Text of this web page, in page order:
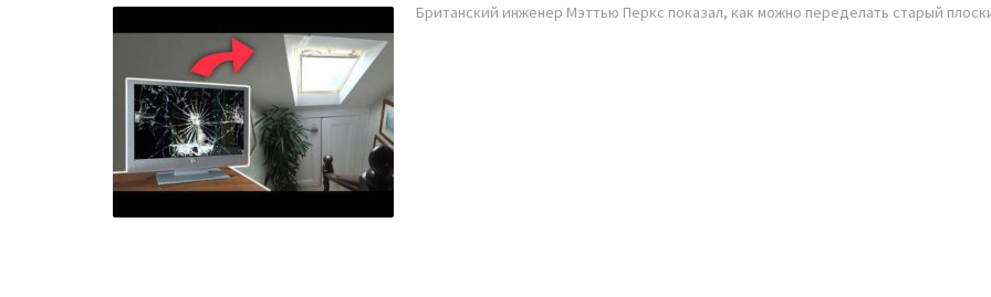
Британский инженер Мэттью Перкс показал, как можно переделать старый